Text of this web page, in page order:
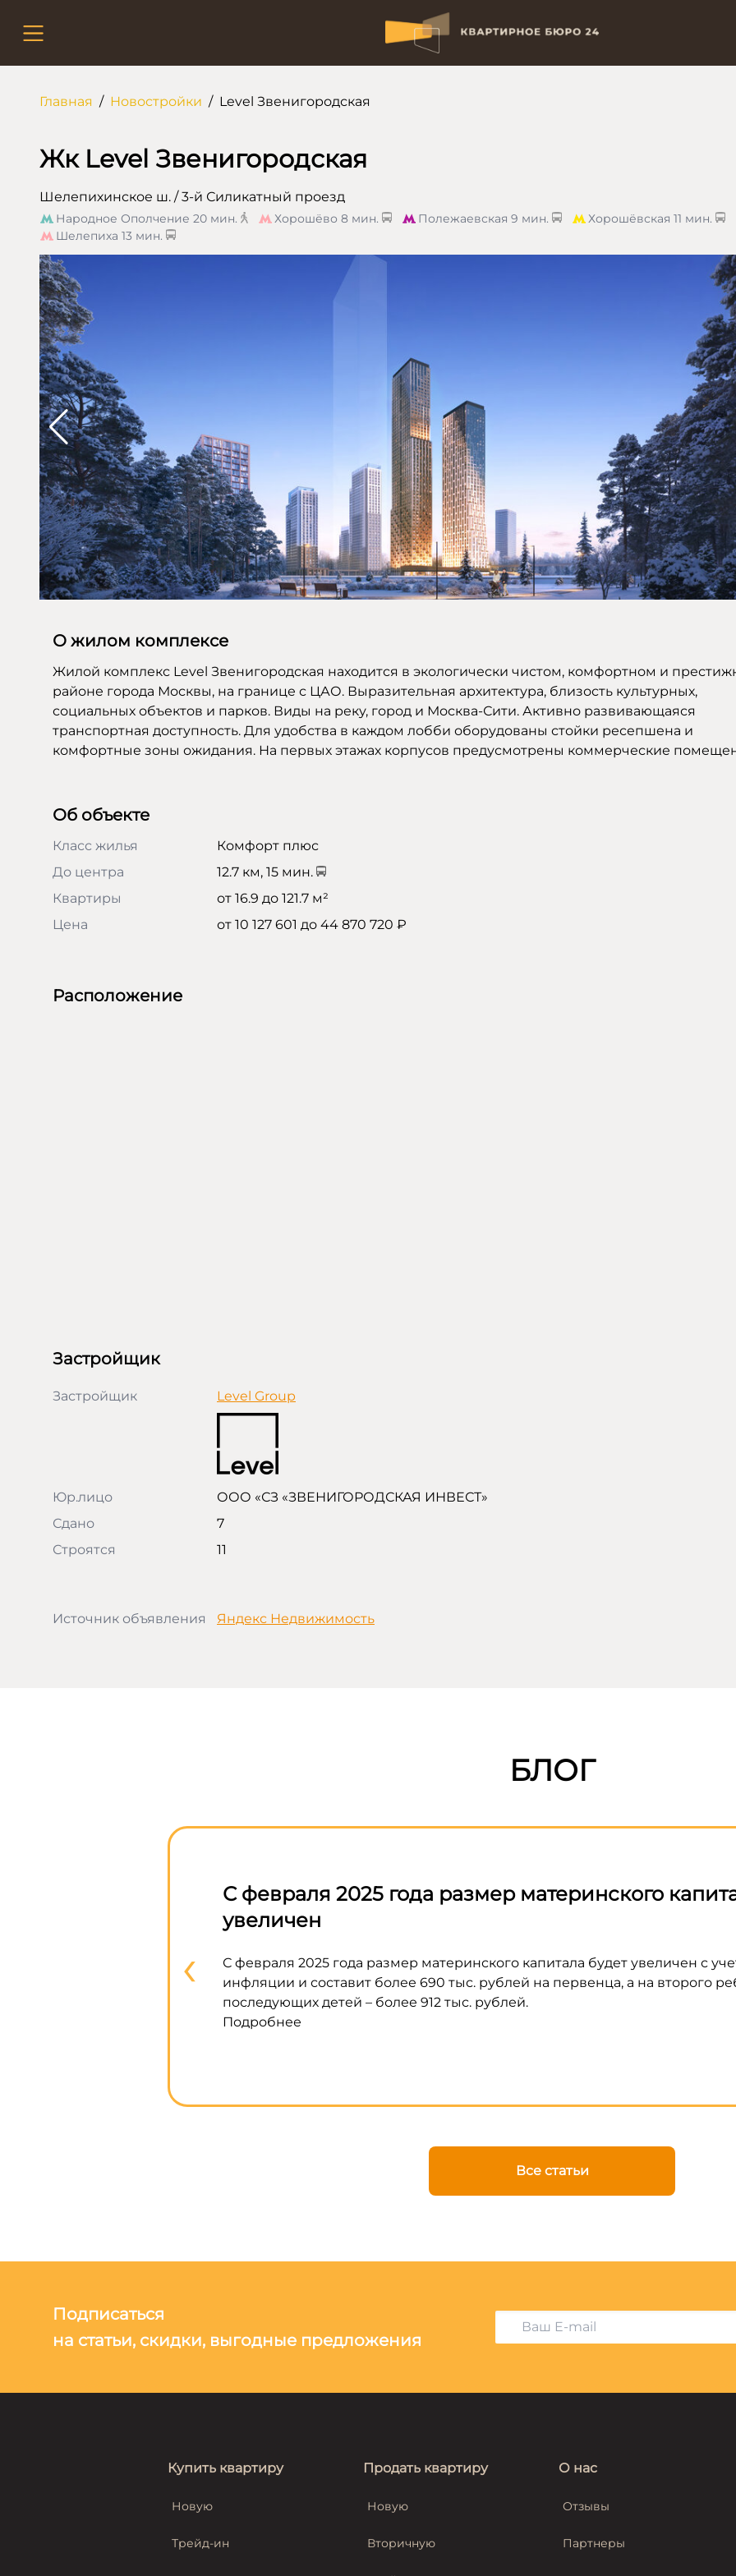
Главная / Новостройки / Level Звенигородская
Жк Level Звенигородская
Шелепихинское ш. / 3-й Силикатный проезд
Народное Ополчение 20 мин. Хорошёво 8 мин. Полежаевская 9 мин. Хорошёвская 11 мин.
Шелепиха 13 мин.
О жилом комплексе
Жилой комплекс Level Звенигородская находится в экологически чистом, комфортном и
районе города Москвы, на границе с ЦАО. Выразительная архитектура, близость культурных,
социальных объектов и парков. Виды на реку, город и Москва-Сити. Активно развивающаяся
транспортная доступность. Для удобства в каждом лобби оборудованы стойки ресепшена и
комфортные зоны ожидания. На первых этажах корпусов предусмотрены коммерческие
Об объекте
Класс жилья
Комфорт плюс
До центра
12.7 км, 15 мин.
Квартиры
от 16.9 до 121.7 м²
Цена
от 10 127 601 до 44 870 720 ₽
Расположение
Застройщик
Застройщик Level Group
Юр.лицо
ООО «СЗ «ЗВЕНИГОРОДСКАЯ ИНВЕСТ»
Сдано
7
Строятся
11
Источник объявления Яндекс Недвижимость
БЛОГ
С февраля 2025 года размер материнского
увеличен
С февраля 2025 года размер материнского капитала будет увеличен с
инфляции и составит более 690 тыс. рублей на первенца, а на второго
последующих детей – более 912 тыс. рублей.
Подробнее
‹
Все статьи
Подписаться
на статьи, скидки, выгодные предложения
Купить квартиру
Новую
Трейд-ин
Продать квартиру
Новую
Вторичную
О нас
Отзывы
Партнеры